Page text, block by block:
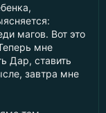
магов. Вот это
мне
Дар, ставить
завтра мне